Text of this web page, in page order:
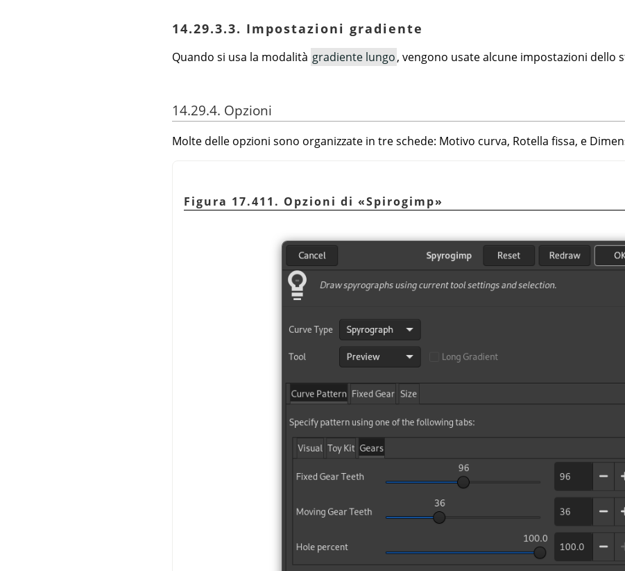
14.29.3.3. Impostazioni gradiente
Quando si usa la modalità gradiente lungo, vengono usate alcune impostazioni dello
14.29.4. Opzioni
Molte delle opzioni sono organizzate in tre schede: Motivo curva, Rotella fissa, e
Figura 17.411. Opzioni di «Spirogimp»